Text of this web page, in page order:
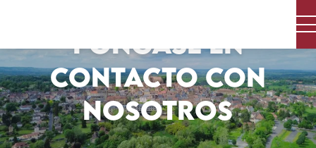
principal
PÓNGASE EN
CONTACTO CON
NOSOTROS